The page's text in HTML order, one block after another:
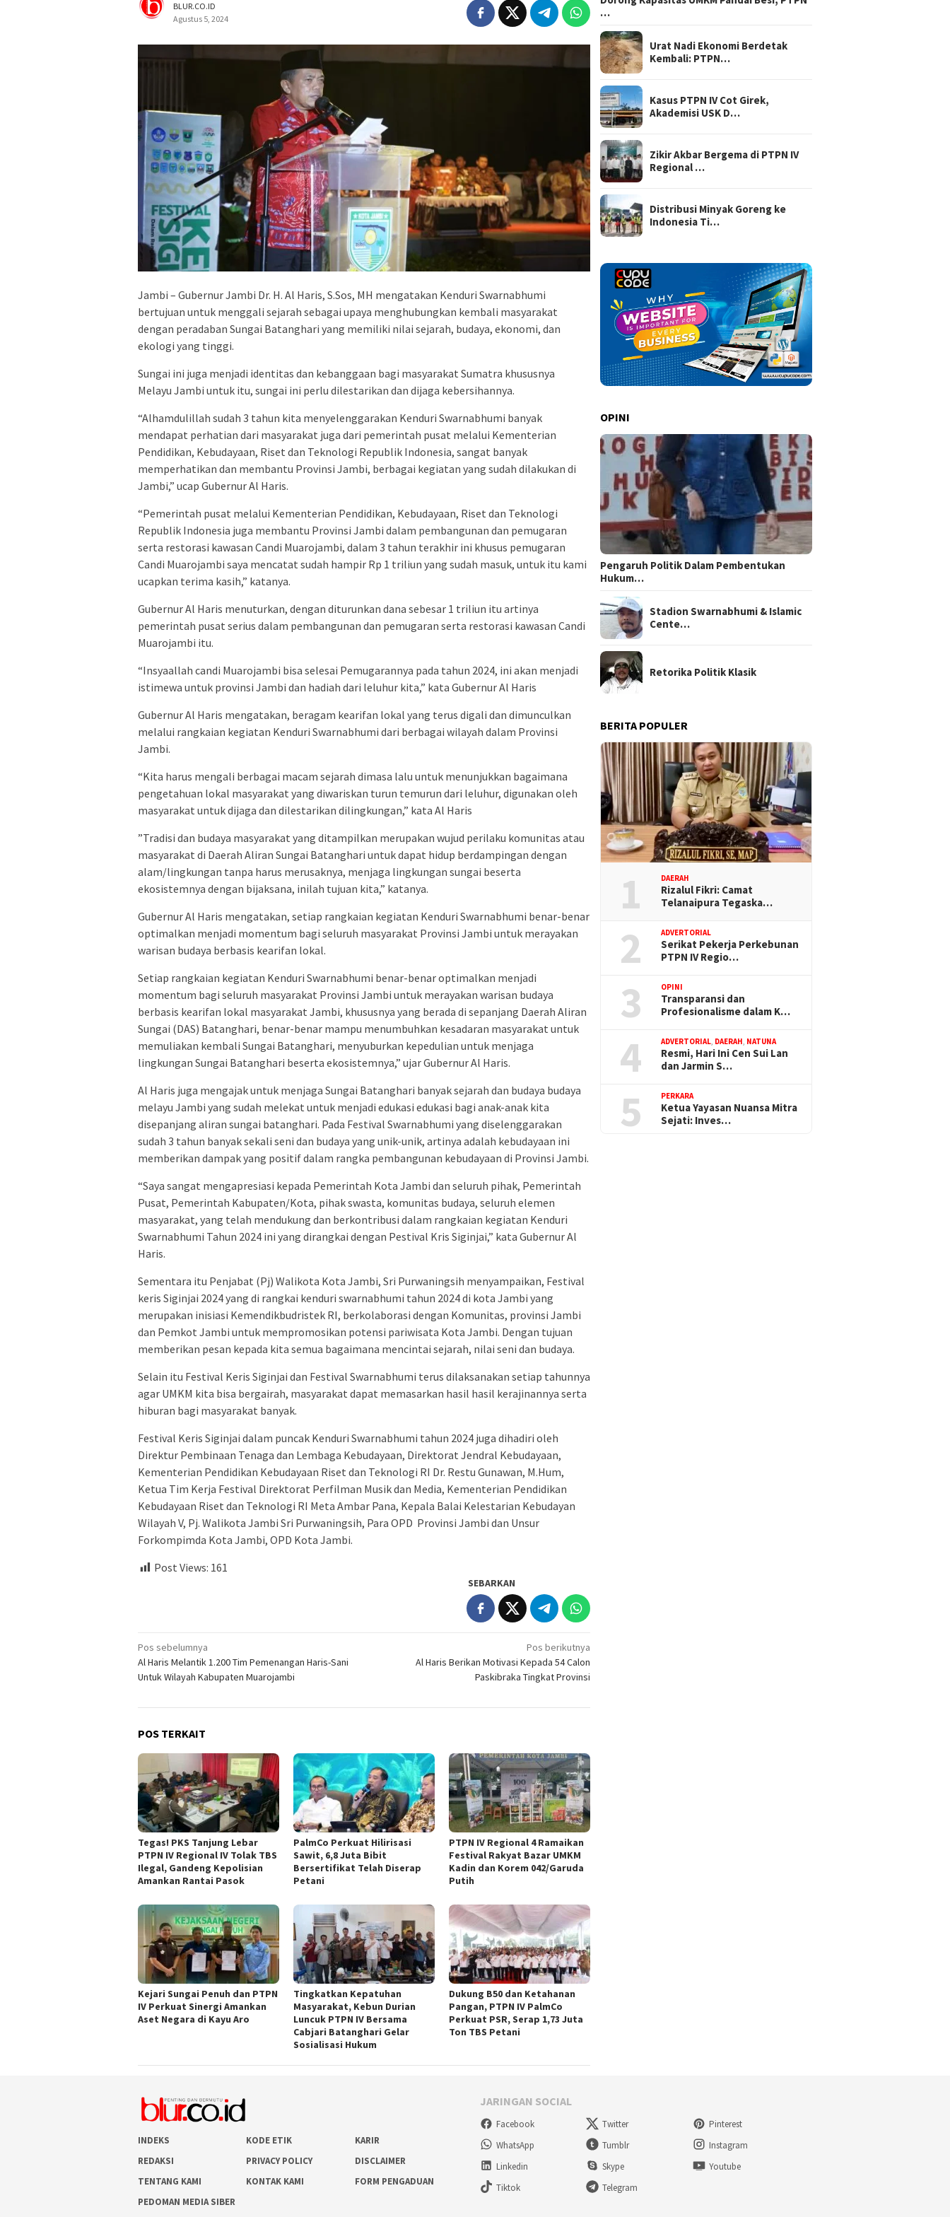
BLUR.CO.ID
Agustus 5, 2024
Jambi – Gubernur Jambi Dr. H. Al Haris, S.Sos, MH mengatakan Kenduri Swarnabhumi
bertujuan untuk menggali sejarah sebagai upaya menghubungkan kembali masyarakat
dengan peradaban Sungai Batanghari yang memiliki nilai sejarah, budaya, ekonomi, dan
ekologi yang tinggi.
Sungai ini juga menjadi identitas dan kebanggaan bagi masyarakat Sumatra khususnya
Melayu Jambi untuk itu, sungai ini perlu dilestarikan dan dijaga kebersihannya.
“Alhamdulillah sudah 3 tahun kita menyelenggarakan Kenduri Swarnabhumi banyak
mendapat perhatian dari masyarakat juga dari pemerintah pusat melalui Kementerian
Pendidikan, Kebudayaan, Riset dan Teknologi Republik Indonesia, sangat banyak
memperhatikan dan membantu Provinsi Jambi, berbagai kegiatan yang sudah dilakukan di
Jambi,” ucap Gubernur Al Haris.
“Pemerintah pusat melalui Kementerian Pendidikan, Kebudayaan, Riset dan Teknologi
Republik Indonesia juga membantu Provinsi Jambi dalam pembangunan dan pemugaran
serta restorasi kawasan Candi Muarojambi, dalam 3 tahun terakhir ini khusus pemugaran
Candi Muarojambi saya mencatat sudah hampir Rp 1 triliun yang sudah masuk, untuk itu kami
ucapkan terima kasih,” katanya.
Gubernur Al Haris menuturkan, dengan diturunkan dana sebesar 1 triliun itu artinya
pemerintah pusat serius dalam pembangunan dan pemugaran serta restorasi kawasan Candi
Muarojambi itu.
“Insyaallah candi Muarojambi bisa selesai Pemugarannya pada tahun 2024, ini akan menjadi
istimewa untuk provinsi Jambi dan hadiah dari leluhur kita,” kata Gubernur Al Haris
Gubernur Al Haris mengatakan, beragam kearifan lokal yang terus digali dan dimunculkan
melalui rangkaian kegiatan Kenduri Swarnabhumi dari berbagai wilayah dalam Provinsi
Jambi.
“Kita harus mengali berbagai macam sejarah dimasa lalu untuk menunjukkan bagaimana
pengetahuan lokal masyarakat yang diwariskan turun temurun dari leluhur, digunakan oleh
masyarakat untuk dijaga dan dilestarikan dilingkungan,” kata Al Haris
”Tradisi dan budaya masyarakat yang ditampilkan merupakan wujud perilaku komunitas atau
masyarakat di Daerah Aliran Sungai Batanghari untuk dapat hidup berdampingan dengan
alam/lingkungan tanpa harus merusaknya, menjaga lingkungan sungai beserta
ekosistemnya dengan bijaksana, inilah tujuan kita,” katanya.
Gubernur Al Haris mengatakan, setiap rangkaian kegiatan Kenduri Swarnabhumi benar-benar
optimalkan menjadi momentum bagi seluruh masyarakat Provinsi Jambi untuk merayakan
warisan budaya berbasis kearifan lokal.
Setiap rangkaian kegiatan Kenduri Swarnabhumi benar-benar optimalkan menjadi
momentum bagi seluruh masyarakat Provinsi Jambi untuk merayakan warisan budaya
berbasis kearifan lokal masyarakat Jambi, khususnya yang berada di sepanjang Daerah Aliran
Sungai (DAS) Batanghari, benar-benar mampu menumbuhkan kesadaran masyarakat untuk
memuliakan kembali Sungai Batanghari, menyuburkan kepedulian untuk menjaga
lingkungan Sungai Batanghari beserta ekosistemnya,” ujar Gubernur Al Haris.
Al Haris juga mengajak untuk menjaga Sungai Batanghari banyak sejarah dan budaya budaya
melayu Jambi yang sudah melekat untuk menjadi edukasi edukasi bagi anak-anak kita
disepanjang aliran sungai batanghari. Pada Festival Swarnabhumi yang diselenggarakan
sudah 3 tahun banyak sekali seni dan budaya yang unik-unik, artinya adalah kebudayaan ini
memberikan dampak yang positif dalam rangka pembangunan kebudayaan di Provinsi Jambi.
“Saya sangat mengapresiasi kepada Pemerintah Kota Jambi dan seluruh pihak, Pemerintah
Pusat, Pemerintah Kabupaten/Kota, pihak swasta, komunitas budaya, seluruh elemen
masyarakat, yang telah mendukung dan berkontribusi dalam rangkaian kegiatan Kenduri
Swarnabhumi Tahun 2024 ini yang dirangkai dengan Pestival Kris Siginjai,” kata Gubernur Al
Haris.
Sementara itu Penjabat (Pj) Walikota Kota Jambi, Sri Purwaningsih menyampaikan, Festival
keris Siginjai 2024 yang di rangkai kenduri swarnabhumi tahun 2024 di kota Jambi yang
merupakan inisiasi Kemendikbudristek RI, berkolaborasi dengan Komunitas, provinsi Jambi
dan Pemkot Jambi untuk mempromosikan potensi pariwisata Kota Jambi. Dengan tujuan
memberikan pesan kepada kita semua bagaimana mencintai sejarah, nilai seni dan budaya.
Selain itu Festival Keris Siginjai dan Festival Swarnabhumi terus dilaksanakan setiap tahunnya
agar UMKM kita bisa bergairah, masyarakat dapat memasarkan hasil hasil kerajinannya serta
hiburan bagi masyarakat banyak.
Festival Keris Siginjai dalam puncak Kenduri Swarnabhumi tahun 2024 juga dihadiri oleh
Direktur Pembinaan Tenaga dan Lembaga Kebudayaan, Direktorat Jendral Kebudayaan,
Kementerian Pendidikan Kebudayaan Riset dan Teknologi RI Dr. Restu Gunawan, M.Hum,
Ketua Tim Kerja Festival Direktorat Perfilman Musik dan Media, Kementerian Pendidikan
Kebudayaan Riset dan Teknologi RI Meta Ambar Pana, Kepala Balai Kelestarian Kebudayan
Wilayah V, Pj. Walikota Jambi Sri Purwaningsih, Para OPD Provinsi Jambi dan Unsur
Forkompimda Kota Jambi, OPD Kota Jambi.
Post Views: 161
SEBARKAN
Navigasi
pos
Pos sebelumnya
Al Haris Melantik 1.200 Tim Pemenangan Haris-Sani
Untuk Wilayah Kabupaten Muarojambi
Pos berikutnya
Al Haris Berikan Motivasi Kepada 54 Calon
Paskibraka Tingkat Provinsi
POS TERKAIT
Tegas! PKS Tanjung Lebar
PTPN IV Regional IV Tolak TBS
Ilegal, Gandeng Kepolisian
Amankan Rantai Pasok
PalmCo Perkuat Hilirisasi
Sawit, 6,8 Juta Bibit
Bersertifikat Telah Diserap
Petani
PTPN IV Regional 4 Ramaikan
Festival Rakyat Bazar UMKM
Kadin dan Korem 042/Garuda
Putih
Kejari Sungai Penuh dan PTPN
IV Perkuat Sinergi Amankan
Aset Negara di Kayu Aro
Tingkatkan Kepatuhan
Masyarakat, Kebun Durian
Luncuk PTPN IV Bersama
Cabjari Batanghari Gelar
Sosialisasi Hukum
Dukung B50 dan Ketahanan
Pangan, PTPN IV PalmCo
Perkuat PSR, Serap 1,73 Juta
Ton TBS Petani
…
Urat Nadi Ekonomi Berdetak
Kembali: PTPN…
Kasus PTPN IV Cot Girek,
Akademisi USK D…
Zikir Akbar Bergema di PTPN IV
Regional …
Distribusi Minyak Goreng ke
Indonesia Ti…
OPINI
Pengaruh Politik Dalam Pembentukan
Hukum…
Stadion Swarnabhumi & Islamic
Cente…
Retorika Politik Klasik
BERITA POPULER
1 DAERAH
Rizalul Fikri: Camat
Telanaipura Tegaska…
2 ADVERTORIAL
Serikat Pekerja Perkebunan
PTPN IV Regio…
3 OPINI
Transparansi dan
Profesionalisme dalam K…
4 ADVERTORIAL, DAERAH, NATUNA
Resmi, Hari Ini Cen Sui Lan
dan Jarmin S…
5 PERKARA
Ketua Yayasan Nuansa Mitra
Sejati: Inves…
INDEKS KODE ETIK
KARIR
REDAKSI
PRIVACY POLICY
DISCLAIMER
TENTANG KAMI
KONTAK KAMI
FORM PENGADUAN
PEDOMAN MEDIA SIBER
JARINGAN SOCIAL
Facebook Twitter
Pinterest
WhatsApp
Tumblr
Instagram
Linkedin
Skype
Youtube
Tiktok
Telegram